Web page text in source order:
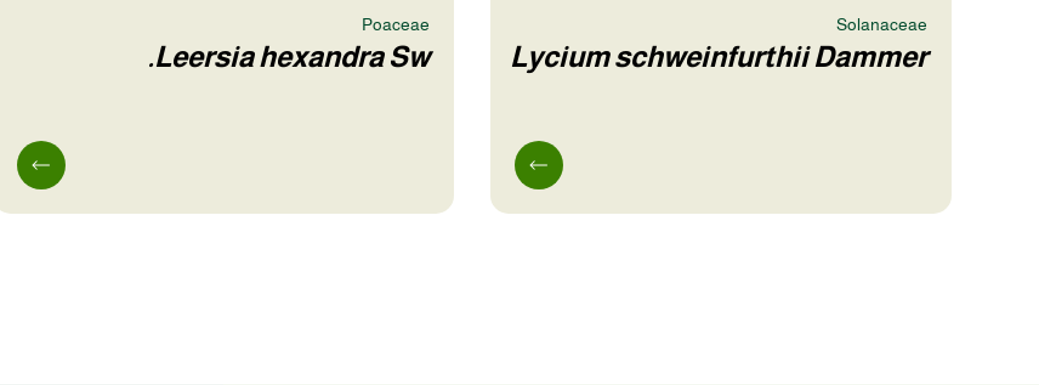
Solanaceae
Lycium schweinfurthii Dammer
Poaceae
Leersia hexandra Sw.